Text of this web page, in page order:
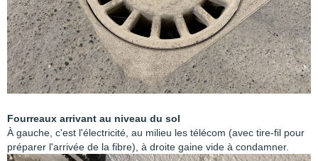
Fourreaux arrivant au niveau du sol
À gauche, c'est l'électricité, au milieu les télécom (avec tire-fil pour
préparer l'arrivée de la fibre), à droite gaine vide à condamner.